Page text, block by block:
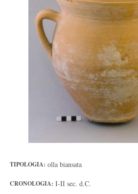
TIPOLOGIA: olla biansata
CRONOLOGIA: I-II sec. d.C.